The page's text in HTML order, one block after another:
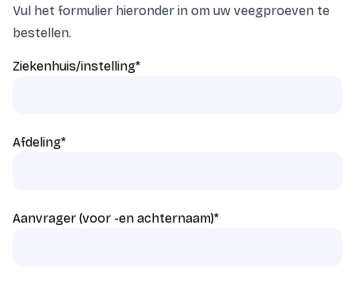
Vul het formulier hieronder in om uw veegproeven te
bestellen.
Ziekenhuis/instelling*
Afdeling*
Aanvrager (voor -en achternaam)*